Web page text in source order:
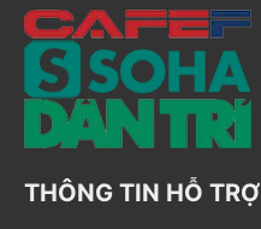
THÔNG TIN HỖ TRỢ